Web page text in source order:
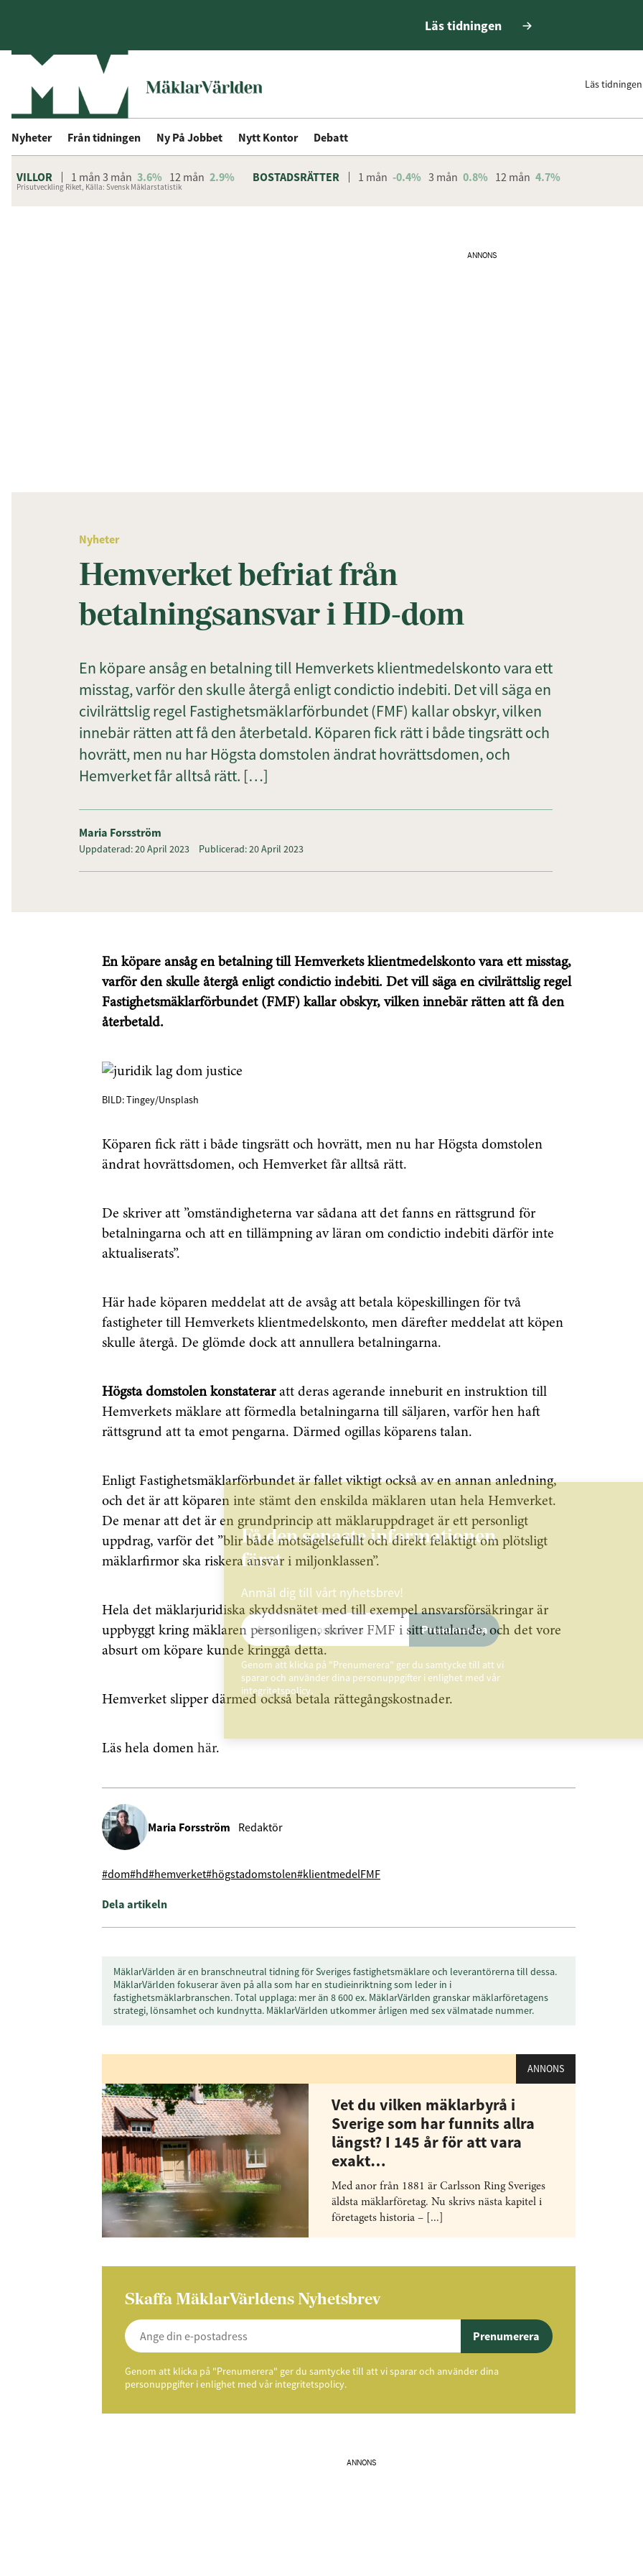
Läs tidningen
Läs tidningen
Nyheter Från tidningen Ny På Jobbet Nytt Kontor Debatt
VILLOR 1 mån 3 mån 3.6% 12 mån 2.9% BOSTADSRÄTTER 1 mån -0.4% 3 mån 0.8% 12 mån 4.7%
Prisutveckling Riket, Källa: Svensk Mäklarstatistik
ANNONS
Nyheter
Hemverket befriat från
betalningsansvar i HD-dom
En köpare ansåg en betalning till Hemverkets klientmedelskonto vara ett
misstag, varför den skulle återgå enligt condictio indebiti. Det vill säga en
civilrättslig regel Fastighetsmäklarförbundet (FMF) kallar obskyr, vilken
innebär rätten att få den återbetald. Köparen fick rätt i både tingsrätt och
hovrätt, men nu har Högsta domstolen ändrat hovrättsdomen, och
Hemverket får alltså rätt. […]
Maria Forsström
Uppdaterad: 20 April 2023 Publicerad: 20 April 2023
En köpare ansåg en betalning till Hemverkets klientmedelskonto vara ett misstag,
varför den skulle återgå enligt condictio indebiti. Det vill säga en civilrättslig regel
Fastighetsmäklarförbundet (FMF) kallar obskyr, vilken innebär rätten att få den
återbetald.
BILD: Tingey/Unsplash
Köparen fick rätt i både tingsrätt och hovrätt, men nu har Högsta domstolen
ändrat hovrättsdomen, och Hemverket får alltså rätt.
De skriver att ”omständigheterna var sådana att det fanns en rättsgrund för
betalningarna och att en tillämpning av läran om condictio indebiti därför inte
aktualiserats”.
Här hade köparen meddelat att de avsåg att betala köpeskillingen för två
fastigheter till Hemverkets klientmedelskonto, men därefter meddelat att köpen
skulle återgå. De glömde dock att annullera betalningarna.
Högsta domstolen konstateraratt deras agerande inneburit en instruktion till
Hemverkets mäklare att förmedla betalningarna till säljaren, varför hen haft
rättsgrund att ta emot pengarna. Därmed ogillas köparens talan.
Enligt Fastighetsmäklarförbundet är fallet viktigt också av en annan anledning,
och det är att köparen inte stämt den enskilda mäklaren utan hela Hemverket.
De menar att det är en grundprincip att mäklaruppdraget är ett personligt
uppdrag, varför det ”blir både motsägelsefullt och direkt felaktigt om plötsligt
mäklarfirmor ska riskera ansvar i miljonklassen”.
Hela det mäklarjuridiska skyddsnätet med till exempel ansvarsförsäkringar är
uppbyggt kring mäklaren personligen, skriver FMF i sitt uttalande, och det vore
absurt om köpare kunde kringgå detta.
Hemverket slipper därmed också betala rättegångskostnader.
Läs hela domen här.
Maria Forsström Redaktör
#dom#hd#hemverket#högstadomstolen#klientmedelFMF
Dela artikeln
MäklarVärlden är en branschneutral tidning för Sveriges fastighetsmäklare och leverantörerna till dessa.
MäklarVärlden fokuserar även på alla som har en studieinriktning som leder in i
fastighetsmäklarbranschen. Total upplaga: mer än 8 600 ex. MäklarVärlden granskar mäklarföretagens
strategi, lönsamhet och kundnytta. MäklarVärlden utkommer årligen med sex välmatade nummer.
ANNONS
Vet du vilken mäklarbyrå i
Sverige som har funnits allra
längst? I 145 år för att vara
exakt…
Med anor från 1881 är Carlsson Ring Sveriges
äldsta mäklarföretag. Nu skrivs nästa kapitel i
företagets historia – [...]
Skaffa MäklarVärldens Nyhetsbrev
Prenumerera
Genom att klicka på "Prenumerera" ger du samtycke till att vi sparar och använder dina
personuppgifter i enlighet med vår integritetspolicy.
ANNONS
Få den senaste informationen
först
Anmäl dig till vårt nyhetsbrev!
Prenumerera
Genom att klicka på "Prenumerera" ger du samtycke till att vi
sparar och använder dina personuppgifter i enlighet med vår
integritetspolicy.